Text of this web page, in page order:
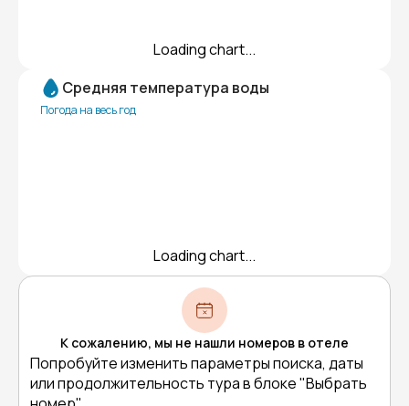
Loading chart...
Средняя температура воды
Погода на весь год
Loading chart...
К сожалению, мы не нашли номеров в отеле
Попробуйте изменить параметры поиска, даты
или продолжительность тура в блоке "Выбрать